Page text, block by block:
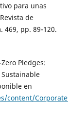
para unas
de
469, pp. 89-120.
Zero Pledges:
en
content/